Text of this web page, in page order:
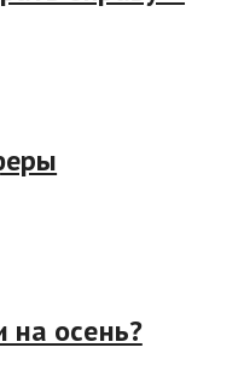
на осень?